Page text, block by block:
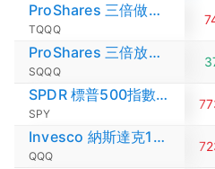
ProShares 三倍做多納斯達克ETF
TQQQ
ProShares 三倍放空納斯達克指數ETF
SQQQ
SPDR 標普500指數ETF
SPY
Invesco 納斯達克100指數ETF
QQQ